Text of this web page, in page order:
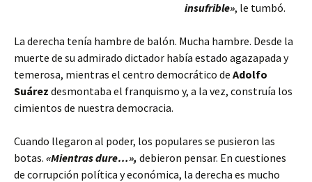
insufrible», le tumbó.
La derecha tenía hambre de balón. Mucha hambre. Desde la
muerte de su admirado dictador había estado agazapada y
temerosa, mientras el centro democrático de Adolfo
Suárez desmontaba el franquismo y, a la vez, construía los
cimientos de nuestra democracia.
Cuando llegaron al poder, los populares se pusieron las
botas. «Mientras dure…», debieron pensar. En cuestiones
de corrupción política y económica, la derecha es mucho